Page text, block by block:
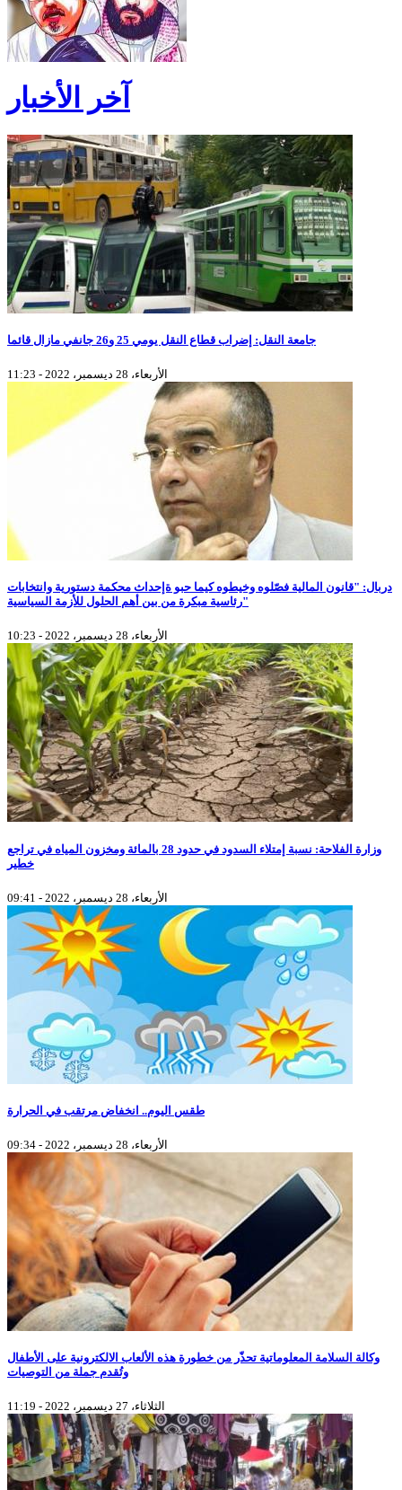
آخر الأخبار
جامعة النقل: إضراب قطاع النقل يومي 25 و26 جانفي مازال قائما
الأربعاء، 28 ديسمبر، 2022 - 11:23
دربال: "قانون المالية فصّلوه وخيطوه كيما حبو ةإحداث محكمة دستورية وانتخابات
رئاسية مبكرة من بين أهم الحلول للأزمة السياسية"
الأربعاء، 28 ديسمبر، 2022 - 10:23
وزارة الفلاحة: نسبة إمتلاء السدود في حدود 28 بالمائة ومخزون المياه في تراجع
خطير
الأربعاء، 28 ديسمبر، 2022 - 09:41
طقس اليوم.. انخفاض مرتقب في الحرارة
الأربعاء، 28 ديسمبر، 2022 - 09:34
وكالة السلامة المعلوماتية تحذّر من خطورة هذه الألعاب الالكترونية على الأطفال
وتُقدم جملة من التوصيات
الثلاثاء، 27 ديسمبر، 2022 - 11:19